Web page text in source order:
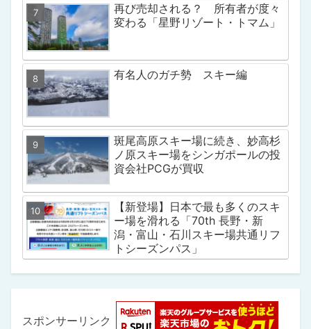
再び売却される？ 所有者が度々
変わる「星野リゾート・トマム」
有名人のガチ勢 スキー編
斑尾高原スキー場に続き、妙高杉
ノ原スキー場をシンガポールの投
資会社PCGが買収
【新登場】日本で最も多くのスキ
ー場を滑れる「70th 長野・新
潟・富山・石川スキー場共通リフ
トシーズンパス」
スポンサーリンク